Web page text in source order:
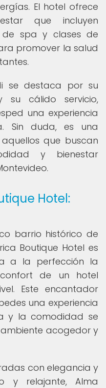
El hotel ofrece
que incluyen
de spa y clases de
promover la salud
se destaca por su
cálido servicio,
una experiencia
Sin duda, es una
que buscan
y bienestar
Hotel:
barrio histórico de
Boutique Hotel es
a la perfección la
de un hotel
Este encantador
una experiencia
y la comodidad se
acogedor y
con elegancia y
y relajante, Alma